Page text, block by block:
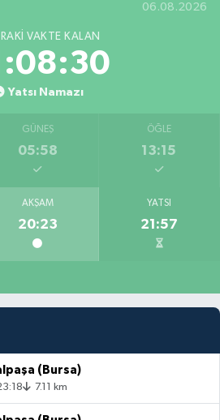
06.08.2026
VAKTE KALAN
Yatsı Namazı
GÜNEŞ
05:58
ÖĞLE
13:15
AKŞAM
20:23
YATSI
21:57
(Bursa)
7.11 km